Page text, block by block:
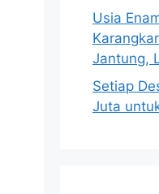
Usia
Jantung,
Setiap
Juta